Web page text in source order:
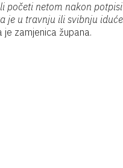
početi netom nakon
je u travnju ili svibnju
je zamjenica župana.